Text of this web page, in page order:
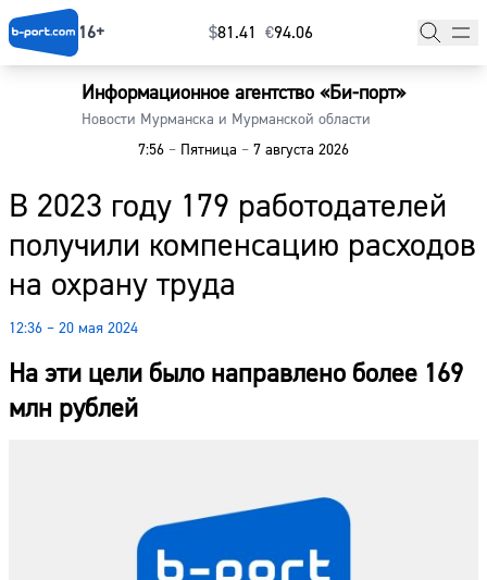
16+ $⁠81.41 €⁠94.06
Информационное агентство «Би-порт»
Новости Мурманска и Мурманской области
7:56 – Пятница – 7 августа 2026
В 2023 году 179 работодателей
получили компенсацию расходов
на охрану труда
12:36 – 20 мая 2024
На эти цели было направлено более 169
млн рублей
Главная
Наши гости
Фоторепортажи
Погода
Курсы валют